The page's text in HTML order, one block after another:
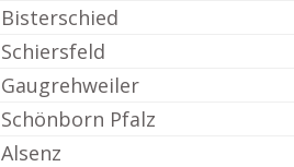
Bisterschied
Schiersfeld
Gaugrehweiler
Schönborn Pfalz
Alsenz